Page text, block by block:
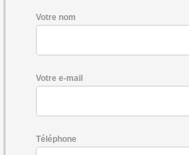
Votre nom
Votre e-mail
Téléphone